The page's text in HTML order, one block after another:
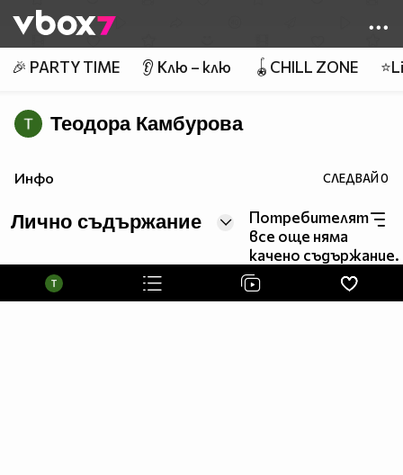
👾
🎉 PARTY TIME 👂 Клю – клю 🪀CHILL ZONE
Теодора Камбурова
Инфо СЛЕДВАЙ0
Лично съдържание
Потребителят
все още няма
качено съдържание.